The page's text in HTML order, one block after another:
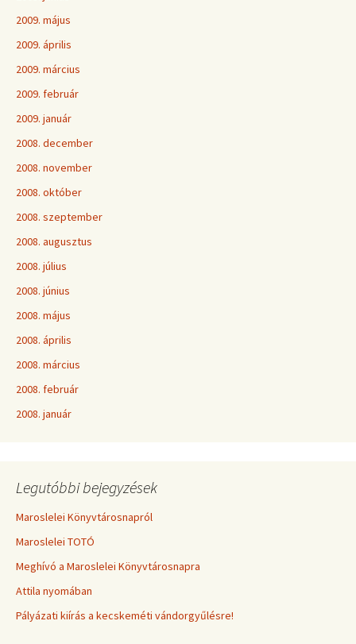
2009. május
2009. április
2009. március
2009. február
2009. január
2008. december
2008. november
2008. október
2008. szeptember
2008. augusztus
2008. július
2008. június
2008. május
2008. április
2008. március
2008. február
2008. január
Legutóbbi bejegyzések
Maroslelei Könyvtárosnapról
Maroslelei TOTÓ
Meghívó a Maroslelei Könyvtárosnapra
Attila nyomában
Pályázati kiírás a kecskeméti vándorgyűlésre!